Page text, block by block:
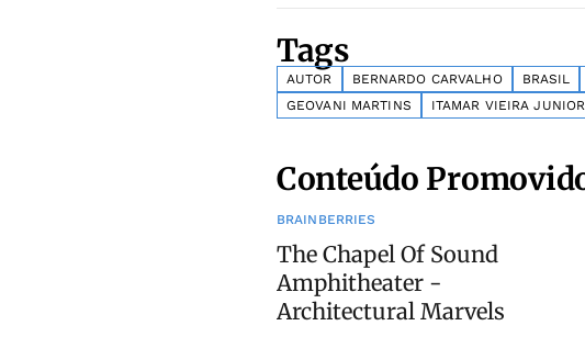
Tags
AUTOR BERNARDO CARVALHO BRASIL
GEOVANI MARTINS
ITAMAR VIEIRA JUNIOR